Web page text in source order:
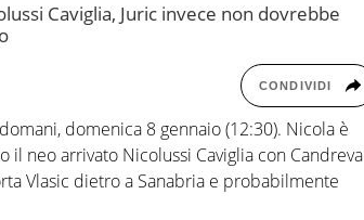
Caviglia, Juric invece non dovrebbe
CONDIVIDI
domenica 8 gennaio (12:30). Nicola è
neo arrivato Nicolussi Caviglia con Candreva
Vlasic dietro a Sanabria e probabilmente